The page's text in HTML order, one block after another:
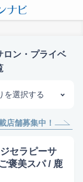
ロン・プライベ
を選択する
店舗募集中！
セラピーサ
褒美スパ / 鹿